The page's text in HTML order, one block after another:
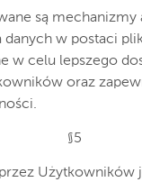
są
danych w postaci
w celu lepszego
oraz
§5
Użytkowników